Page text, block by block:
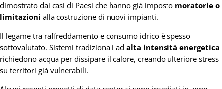
dimostrato dai casi di Paesi che hanno già imposto moratorie o
limitazioni alla costruzione di nuovi impianti.
Il legame tra raffreddamento e consumo idrico è spesso
sottovalutato. Sistemi tradizionali ad alta intensità energetica
richiedono acqua per dissipare il calore, creando ulteriore stress
su territori già vulnerabili.